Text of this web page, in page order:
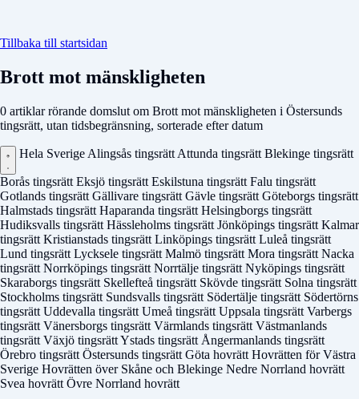
Tillbaka till startsidan
Brott mot mänskligheten
0 artiklar rörande domslut om Brott mot mänskligheten i Östersunds
tingsrätt, utan tidsbegränsning, sorterade efter datum
Hela Sverige Alingsås tingsrätt Attunda tingsrätt Blekinge tingsrätt
Borås tingsrätt Eksjö tingsrätt Eskilstuna tingsrätt Falu tingsrätt
Gotlands tingsrätt Gällivare tingsrätt Gävle tingsrätt Göteborgs tingsrätt
Halmstads tingsrätt Haparanda tingsrätt Helsingborgs tingsrätt
Hudiksvalls tingsrätt Hässleholms tingsrätt Jönköpings tingsrätt Kalmar
tingsrätt Kristianstads tingsrätt Linköpings tingsrätt Luleå tingsrätt
Lund tingsrätt Lycksele tingsrätt Malmö tingsrätt Mora tingsrätt Nacka
tingsrätt Norrköpings tingsrätt Norrtälje tingsrätt Nyköpings tingsrätt
Skaraborgs tingsrätt Skellefteå tingsrätt Skövde tingsrätt Solna tingsrätt
Stockholms tingsrätt Sundsvalls tingsrätt Södertälje tingsrätt Södertörns
tingsrätt Uddevalla tingsrätt Umeå tingsrätt Uppsala tingsrätt Varbergs
tingsrätt Vänersborgs tingsrätt Värmlands tingsrätt Västmanlands
tingsrätt Växjö tingsrättYstads tingsrätt Ångermanlands tingsrätt
Örebro tingsrätt Östersunds tingsrätt Göta hovrätt Hovrätten för Västra
Sverige Hovrätten över Skåne och Blekinge Nedre Norrland hovrätt
Svea hovrätt Övre Norrland hovrätt